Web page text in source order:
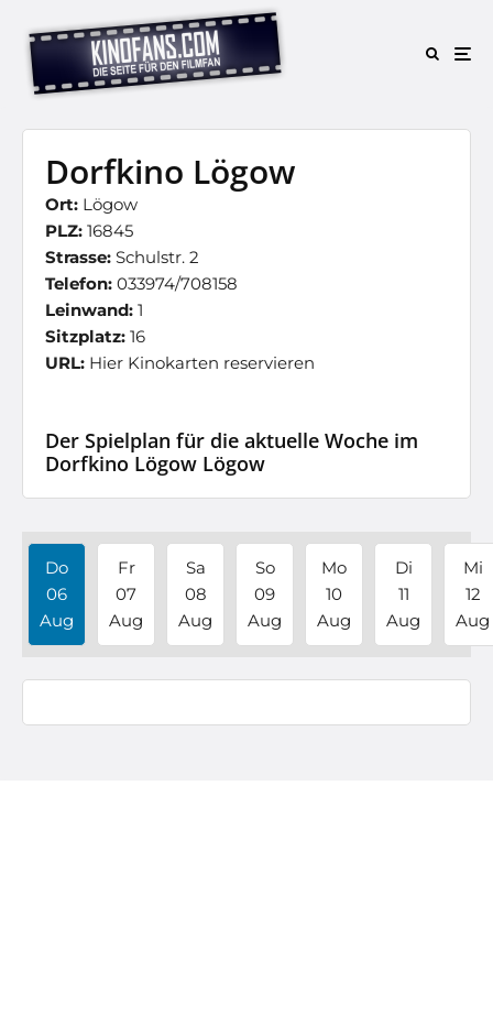
Dorfkino Lögow
Ort: Lögow
PLZ: 16845
Strasse: Schulstr. 2
Telefon: 033974/708158
Leinwand: 1
Sitzplatz: 16
URL: Hier Kinokarten reservieren
Der Spielplan für die aktuelle Woche im
Dorfkino Lögow Lögow
Do
06
Aug
Fr
07
Aug
Sa
08
Aug
So
09
Aug
Mo
10
Aug
Di
11
Aug
Mi
12
Aug